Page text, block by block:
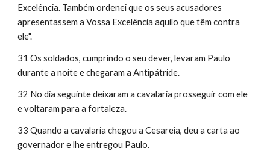
Excelência. Também ordenei que os seus acusadores
apresentassem a Vossa Excelência aquilo que têm contra
ele".
31 Os soldados, cumprindo o seu dever, levaram Paulo
durante a noite e chegaram a Antipátride.
32 No dia seguinte deixaram a cavalaria prosseguir com ele
e voltaram para a fortaleza.
33 Quando a cavalaria chegou a Cesareia, deu a carta ao
governador e lhe entregou Paulo.